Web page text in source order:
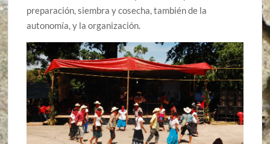
preparación, siembra y cosecha, también de la
autonomía, y la organización.